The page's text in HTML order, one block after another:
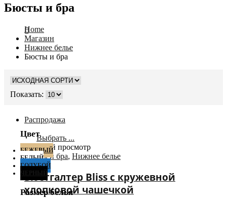
Бюсты и бра
Home
Магазин
Нижнее белье
Бюсты и бра
Цвет
БЕЖЕВЫЙ
БЕЛЫЙ
ГОЛУБОЙ
Размер белья
Показать:
Распродажа
Выбрать ...
Быстрый просмотр
Бюсты и бра, Нижнее белье
Бюстгалтер Bliss с кружевной
хлопковой чашечкой